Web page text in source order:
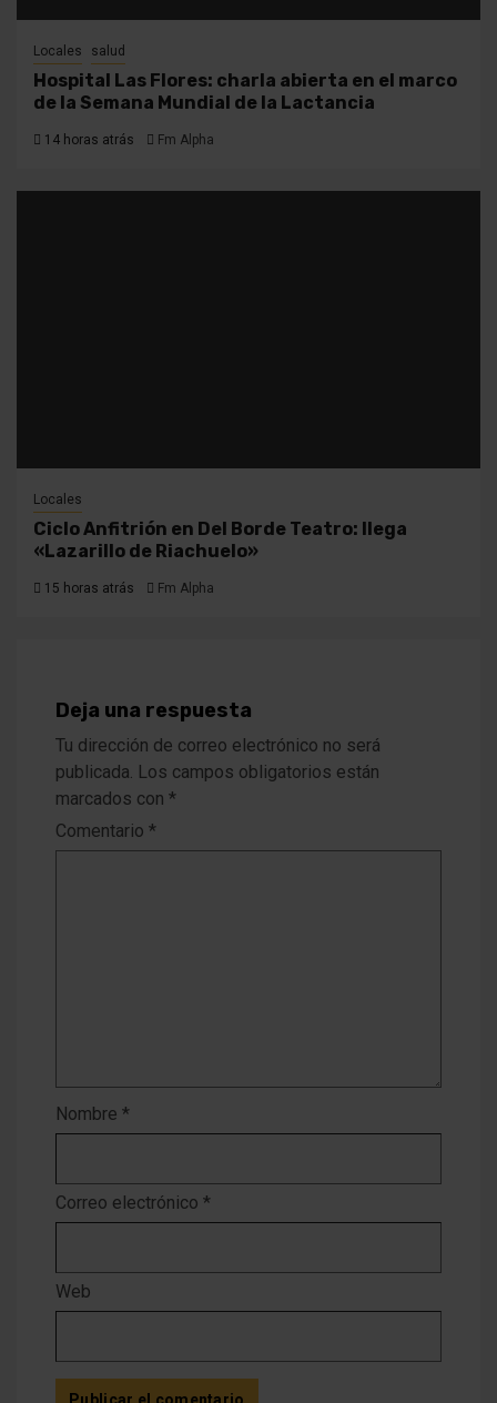
Locales salud
Hospital Las Flores: charla abierta en el marco
de la Semana Mundial de la Lactancia
14 horas atrás Fm Alpha
Locales
Ciclo Anfitrión en Del Borde Teatro: llega
«Lazarillo de Riachuelo»
15 horas atrás Fm Alpha
Deja una respuesta
Tu dirección de correo electrónico no será
publicada. Los campos obligatorios están
marcados con *
Comentario *
Nombre *
Correo electrónico *
Web